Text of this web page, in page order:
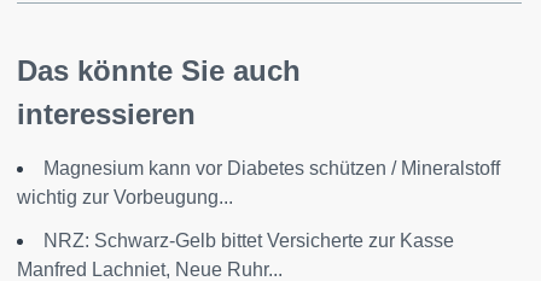
Das könnte Sie auch
interessieren
Magnesium kann vor Diabetes schützen / Mineralstoff
wichtig zur Vorbeugung...
NRZ: Schwarz-Gelb bittet Versicherte zur Kasse
Manfred Lachniet, Neue Ruhr...